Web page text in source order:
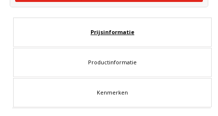
Prijsinformatie
Productinformatie
Kenmerken